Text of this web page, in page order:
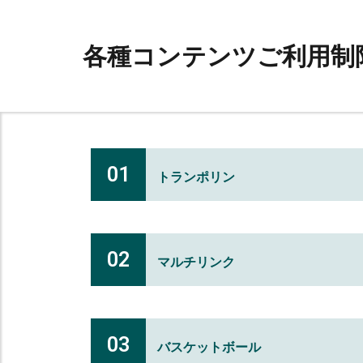
各種コンテンツご利用制
01 トランポリン
02 マルチリンク
03 バスケットボール